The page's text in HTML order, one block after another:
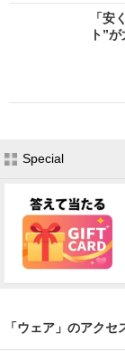
「
ト”
Special
「ウェア」のアクセ